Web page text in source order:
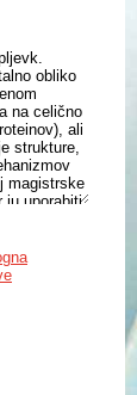
obliko
na celično
ali
strukture,
magistrske
ju uporabiti
v E.
in
je
DNA in
da bi tak